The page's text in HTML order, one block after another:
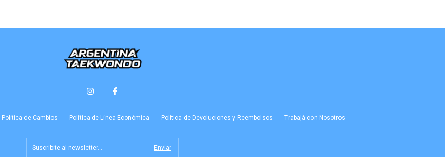
Política de Cambios Política de Línea Económica Política de Devoluciones y Reembolsos Trabajá con Nosotros